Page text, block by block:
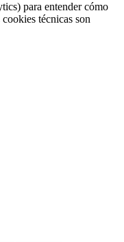
para entender cómo
técnicas son